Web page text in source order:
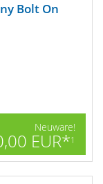
Bolt On
Neuware!
EUR*1